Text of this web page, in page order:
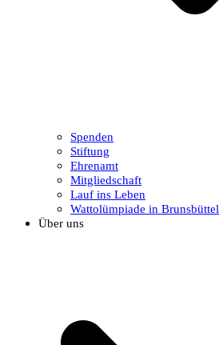
Spenden
Stiftung
Ehrenamt
Mitgliedschaft
Lauf ins Leben
Wattolümpiade in Brunsbüttel
Über uns